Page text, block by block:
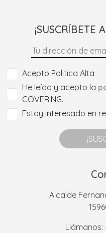
¡SUSCRÍBETE
Acepto Politica Alta
He leído y acepto la
COVERING.
Estoy interesado en
Alcalde
Llámanos: